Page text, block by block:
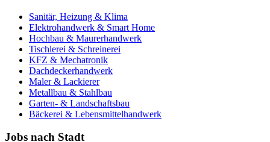
Sanitär, Heizung & Klima
Elektrohandwerk & Smart Home
Hochbau & Maurerhandwerk
Tischlerei & Schreinerei
KFZ & Mechatronik
Dachdeckerhandwerk
Maler & Lackierer
Metallbau & Stahlbau
Garten- & Landschaftsbau
Bäckerei & Lebensmittelhandwerk
Jobs nach Stadt